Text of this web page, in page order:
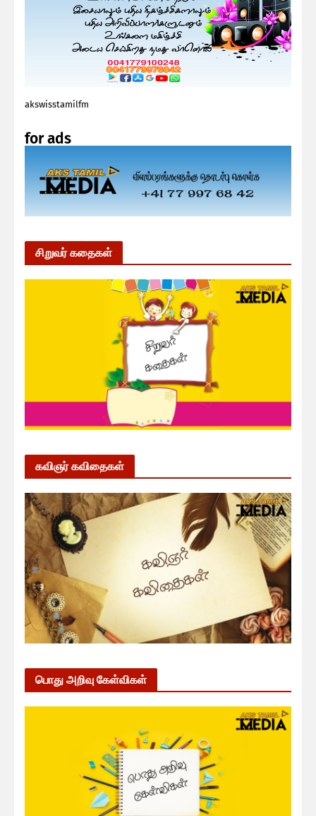
akswisstamilfm
for ads
சிறுவர் கதைகள்
கவிஞர் கவிதைகள்
பொது அறிவு கேள்விகள்